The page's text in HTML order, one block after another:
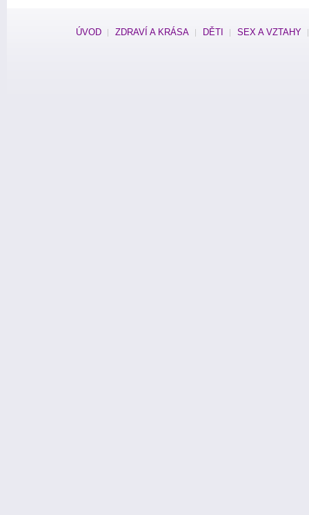
ÚVOD ZDRAVÍ A KRÁSA DĚTI SEX A VZTAHY